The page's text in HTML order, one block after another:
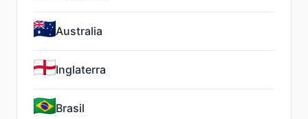
Australia
Inglaterra
Brasil